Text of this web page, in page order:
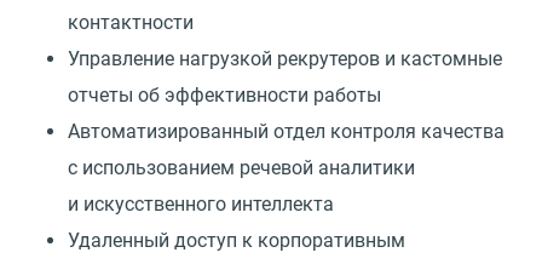
контактности
Управление нагрузкой рекрутеров и кастомные
отчеты об эффективности работы
Автоматизированный отдел контроля качества
с использованием речевой аналитики
и искусственного интеллекта
Удаленный доступ к корпоративным